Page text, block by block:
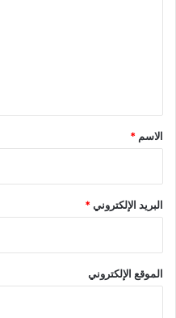
*
الاسم *
البريد الإلكتروني*
الموقع الإلكتروني